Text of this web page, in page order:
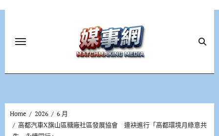
Home 2026
6 月
高都汽車X旗山區糖廠社區發展協會 連袂進行「高都環境月綠意共